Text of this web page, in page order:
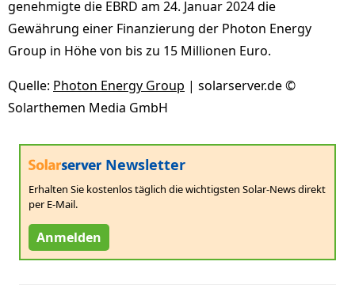
genehmigte die EBRD am 24. Januar 2024 die
Gewährung einer Finanzierung der Photon Energy
Group in Höhe von bis zu 15 Millionen Euro.
Quelle: Photon Energy Group | solarserver.de ©
Solarthemen Media GmbH
Newsletter
Erhalten Sie kostenlos täglich die wichtigsten Solar-News direkt
per E-Mail.
Anmelden